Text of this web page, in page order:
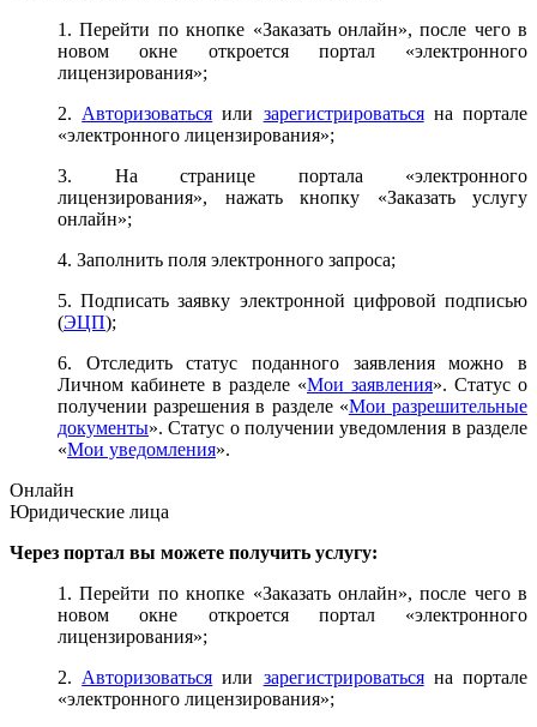
1. Перейти по кнопке «Заказать онлайн», после чего в
новом окне откроется портал «электронного
лицензирования»;
2. Авторизоваться или зарегистрироватьсяна портале
«электронного лицензирования»;
3. На странице портала «электронного
лицензирования», нажать кнопку «Заказать услугу
онлайн»;
4. Заполнить поля электронного запроса;
5. Подписать заявку электронной цифровой подписью
(ЭЦП);
6. Отследить статус поданного заявления можно в
Личном кабинете в разделе «Мои заявления». Статус о
получении разрешения в разделе «Мои разрешительные
документы». Статус о получении уведомления в разделе
«Мои уведомления».
Онлайн
Юридические лица
Через портал вы можете получить услугу:
1. Перейти по кнопке «Заказать онлайн», после чего в
новом окне откроется портал «электронного
лицензирования»;
2. Авторизоваться или зарегистрироватьсяна портале
«электронного лицензирования»;